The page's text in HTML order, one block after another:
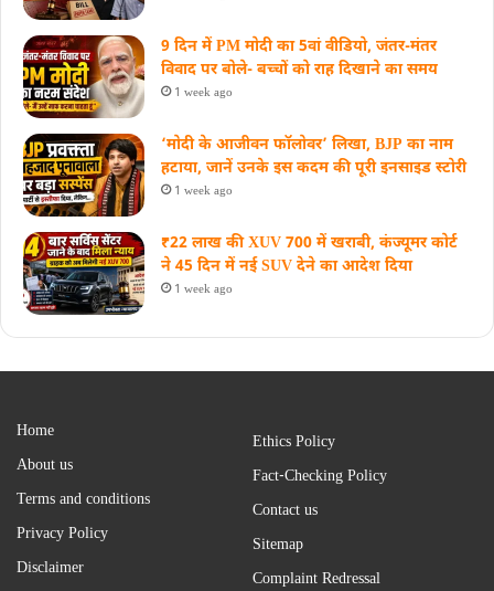
9 दिन में PM मोदी का 5वां वीडियो, जंतर-मंतर
विवाद पर बोले- बच्चों को राह दिखाने का समय
1 week ago
‘मोदी के आजीवन फॉलोवर’ लिखा, BJP का नाम
हटाया, जानें उनके इस कदम की पूरी इनसाइड स्‍टोरी
1 week ago
₹22 लाख की XUV 700 में खराबी, कंज्यूमर कोर्ट
ने 45 दिन में नई SUV देने का आदेश दिया
1 week ago
Home
About us
Terms and conditions
Privacy Policy
Disclaimer
Ethics Policy
Fact-Checking Policy
Contact us
Sitemap
Complaint Redressal